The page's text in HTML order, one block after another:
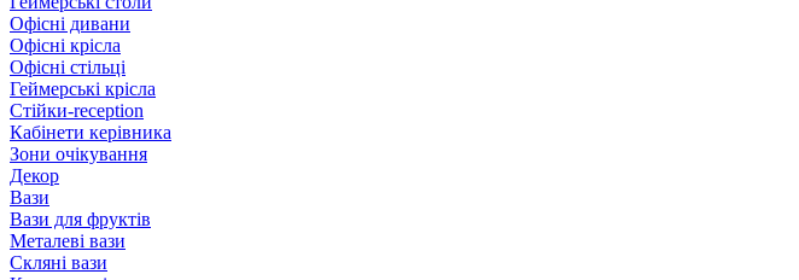
Офісні дивани
Офісні крісла
Офісні стільці
Геймерські крісла
Стійки-reception
Кабінети керівника
Зони очікування
Декор
Вази
Вази для фруктів
Металеві вази
Скляні вази